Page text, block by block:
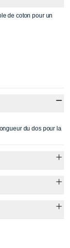
de coton pour un
du dos pour la